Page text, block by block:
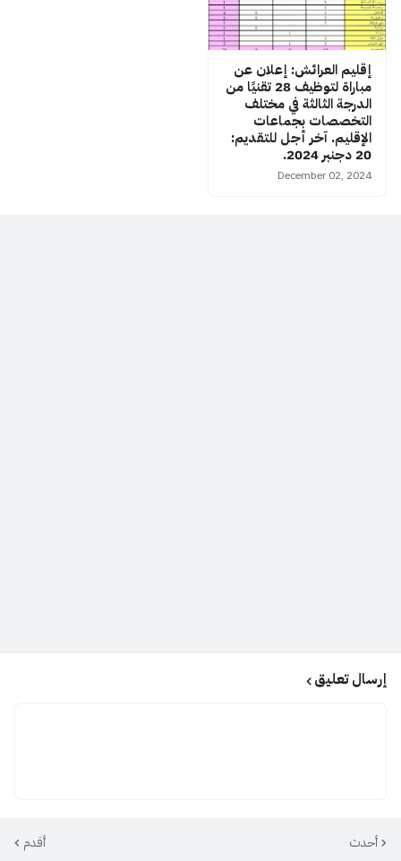
إقليم العرائش: إعلان عن
مباراة لتوظيف 28 تقنيًا من
الدرجة الثالثة في مختلف
التخصصات بجماعات
الإقليم. آخر أجل للتقديم:
20 دجنبر 2024.
December 02, 2024
إرسال تعليق
أحدث أقدم